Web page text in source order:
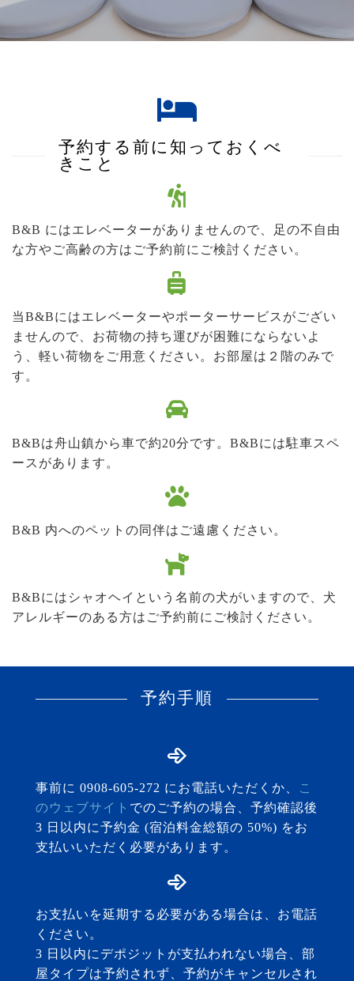
予約する前に知っておくべ
きこと
B&B にはエレベーターがありませんので、足の不自由
な方やご高齢の方はご予約前にご検討ください。
当B&Bにはエレベーターやポーターサービスがござい
ませんので、お荷物の持ち運びが困難にならないよ
う、軽い荷物をご用意ください。お部屋は２階のみで
す。
B&Bは舟山鎮から車で約20分です。B&Bには駐車スペ
ースがあります。
B&B 内へのペットの同伴はご遠慮ください。
B&Bにはシャオヘイという名前の犬がいますので、犬
アレルギーのある方はご予約前にご検討ください。
予約手順
事前に 0908-605-272 にお電話いただくか、
こ
のウェブサイト でのご予約の場合、予約確認後
3 日以内に予約金 (宿泊料金総額の 50%) をお
支払いいただく必要があります。
お支払いを延期する必要がある場合は、お電話
ください。
3 日以内にデポジットが支払われない場合、部
屋タイプは予約されず、予約がキャンセルされ